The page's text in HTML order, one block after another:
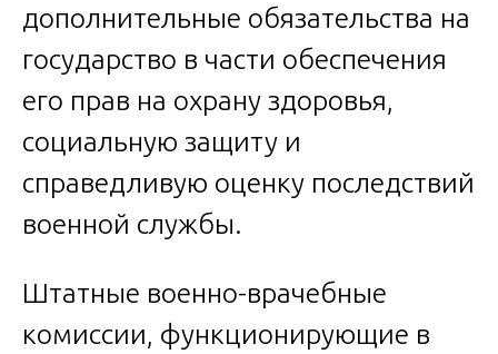
дополнительные обязательства на
государство в части обеспечения
его прав на охрану здоровья,
социальную защиту и
справедливую оценку последствий
военной службы.
Штатные военно-врачебные
комиссии, функционирующие в